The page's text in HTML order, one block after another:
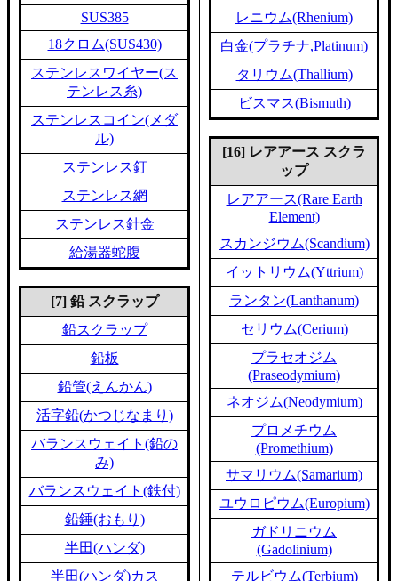
SUS385
18クロム(SUS430)
ステンレスワイヤー(ス
テンレス糸)
ステンレスコイン(メダ
ル)
ステンレス釘
ステンレス網
ステンレス針金
給湯器蛇腹
[7] 鉛 スクラップ
鉛スクラップ
鉛板
鉛管(えんかん)
活字鉛(かつじなまり)
バランスウェイト(鉛の
み)
バランスウェイト(鉄付)
鉛錘(おもり)
半田(ハンダ)
半田(ハンダ)カス
レニウム(Rhenium)
白金(プラチナ,Platinum)
タリウム(Thallium)
ビスマス(Bismuth)
[16] レアアース スクラ
ップ
レアアース(Rare Earth
Element)
スカンジウム(Scandium)
イットリウム(Yttrium)
ランタン(Lanthanum)
セリウム(Cerium)
プラセオジム
(Praseodymium)
ネオジム(Neodymium)
プロメチウム
(Promethium)
サマリウム(Samarium)
ユウロピウム(Europium)
ガドリニウム
(Gadolinium)
テルビウム(Terbium)